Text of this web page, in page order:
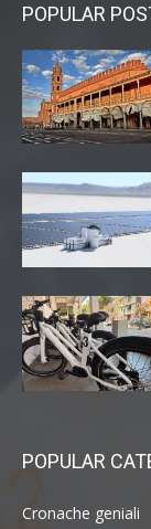
POPULAR
POPULAR
Cronache geniali